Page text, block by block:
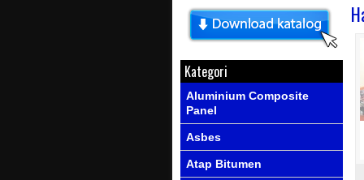
Info Produk
Ada produk-
Kategori
Aluminium Composite
Panel
Asbes
Atap Bitumen